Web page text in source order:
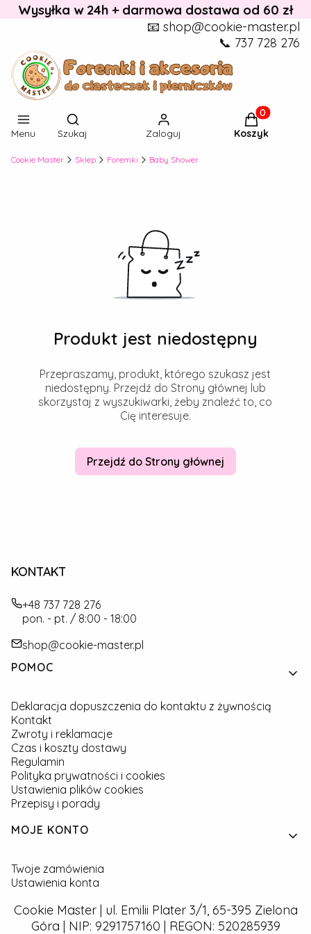
Wysyłka w 24h + darmowa dostawa od 60 zł
📧 shop@cookie-master.pl
📞 737 728 276
Menu
Otwórz wyszukiwarkę
Szukaj Zaloguj
Produkty w
Koszyk
Cookie Master Sklep Foremki Baby Shower
Produkt jest niedostępny
Przepraszamy, produkt, którego szukasz jest
niedostępny. Przejdź do Strony głównej lub
skorzystaj z wyszukiwarki, żeby znaleźć to, co
Cię interesuje.
Przejdź do Strony głównej
KONTAKT
+48 737 728 276
pon. - pt. / 8:00 - 18:00
shop@cookie-master.pl
Linki w stopce
POMOC
Deklaracja dopuszczenia do kontaktu z żywnością
Kontakt
Zwroty i reklamacje
Czas i koszty dostawy
Regulamin
Polityka prywatności i cookies
Ustawienia plików cookies
Przepisy i porady
MOJE KONTO
Twoje zamówienia
Ustawienia konta
Cookie Master | ul. Emilii Plater 3/1, 65-395 Zielona
Góra | NIP: 9291757160 | REGON: 520285939